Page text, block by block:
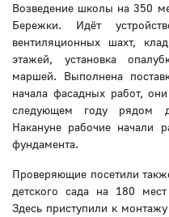
Возведение школы на 350
Бережки. Идёт
вентиляционных шахт,
этажей, установка
маршей. Выполнена
начала фасадных работ,
следующем году рядом
Накануне рабочие начали
фундамента.
Проверяющие посетили
детского сада на 180
Здесь приступили к